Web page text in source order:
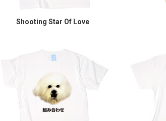
Shooting Star Of Love